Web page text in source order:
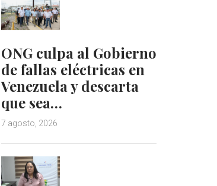
ONG culpa al Gobierno
de fallas eléctricas en
Venezuela y descarta
que sea…
7 agosto, 2026